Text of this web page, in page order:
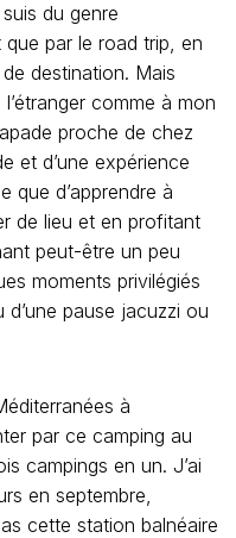
du genre
par le road trip, en
destination. Mais
comme à mon
proche de chez
et d’une expérience
que d’apprendre à
de lieu et en profitant
peut-être un peu
moments privilégiés
pause jacuzzi ou
à
par ce camping au
campings en un. J’ai
en septembre,
cette station balnéaire